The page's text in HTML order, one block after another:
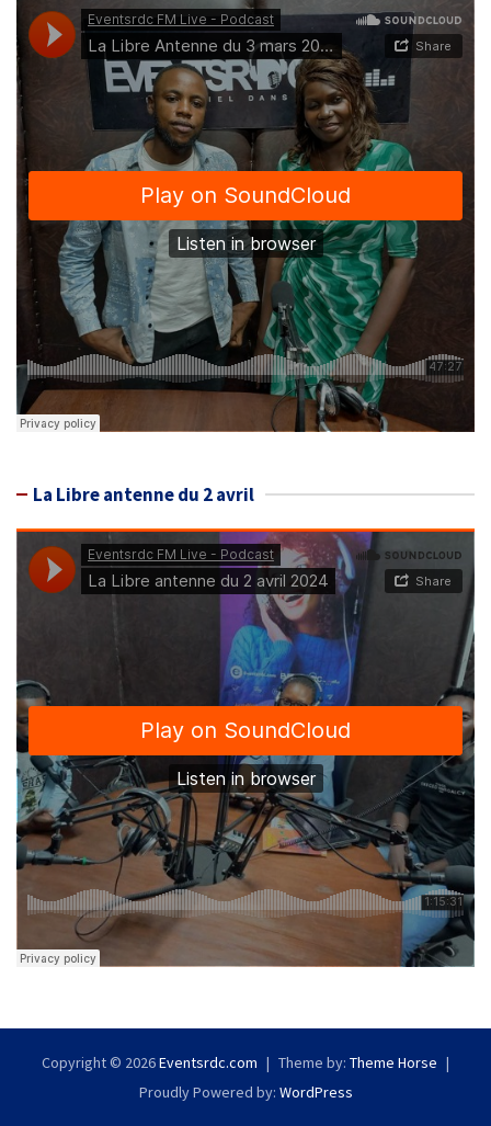
La Libre antenne du 2 avril
Copyright © 2026Eventsrdc.com Theme by: Theme Horse
Proudly Powered by: WordPress